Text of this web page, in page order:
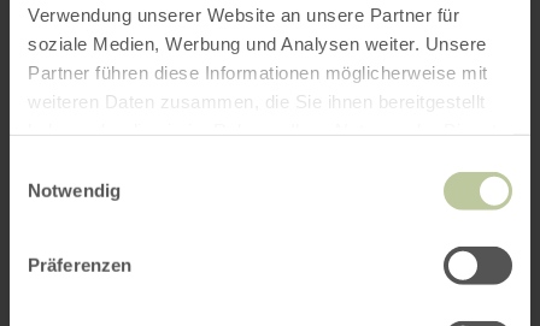
Verwendung unserer Website an unsere Partner für
soziale Medien, Werbung und Analysen weiter. Unsere
Partner führen diese Informationen möglicherweise mit
weiteren Daten zusammen, die Sie ihnen bereitgestellt
Notwendig
Präferenzen